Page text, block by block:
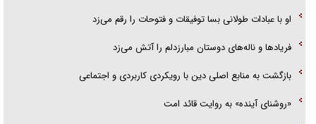
او با عبادات طولانی بسا توفیقات و فتوحات را رقم می‌زد
فریاد‌ها و ناله‌های دوستان مبارزدلم را آتش می‌زد
بازگشت به منابع اصلی دین با رویکردی کاربردی و اجتماعی
«روشنای آینده» به روایت قائد امت